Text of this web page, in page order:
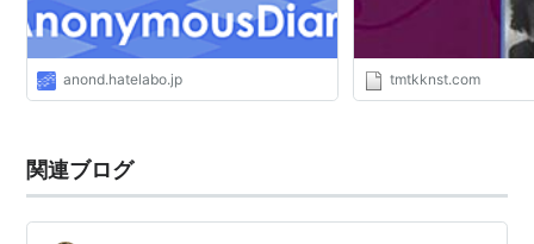
anond.hatelabo.jp tmtkknst.com
関連ブログ